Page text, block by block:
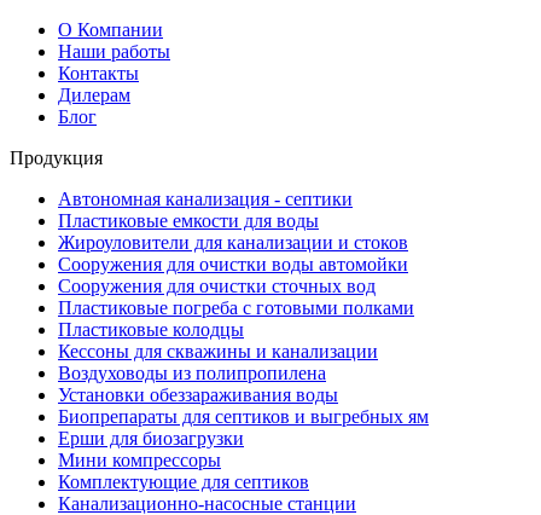
О Компании
Наши работы
Контакты
Дилерам
Блог
Продукция
Автономная канализация - септики
Пластиковые емкости для воды
Жироуловители для канализации и стоков
Сооружения для очистки воды автомойки
Сооружения для очистки сточных вод
Пластиковые погреба с готовыми полками
Пластиковые колодцы
Кессоны для скважины и канализации
Воздуховоды из полипропилена
Установки обеззараживания воды
Биопрепараты для септиков и выгребных ям
Ерши для биозагрузки
Мини компрессоры
Комплектующие для септиков
Канализационно-насосные станции